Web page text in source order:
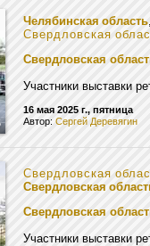
Челябинская область
Свердловская
Свердловская
Участники выставки
16 мая 2025 г., пятница
Автор: Сергей Деревягин
Свердловская
Свердловская
Свердловская
Участники выставки